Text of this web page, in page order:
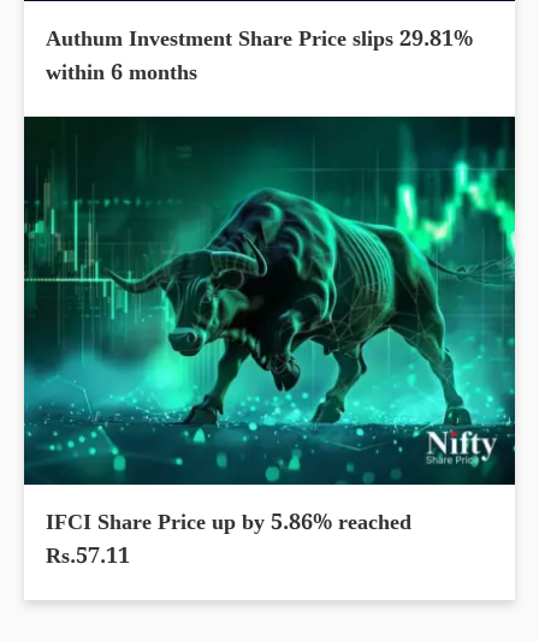
Authum Investment Share Price slips 29.81%
within 6 months
IFCI Share Price up by 5.86% reached
Rs.57.11